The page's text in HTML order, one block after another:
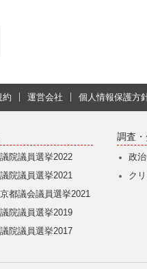
約 運営会社 個人情報保護方
院議員選挙2022
院議員選挙2021
都議会議員選挙2021
院議員選挙2019
院議員選挙2017
調査
政
ク